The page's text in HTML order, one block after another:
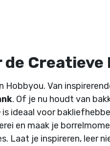
Creatieve
Hobbyou. Van
. Of je nu houdt van
is ideaal voor
en maak je
je inspireren, leer